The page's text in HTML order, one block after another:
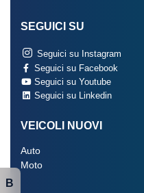
SEGUICI SU
Seguici su Instagram
Seguici su Facebook
Seguici su Youtube
Seguici su Linkedin
VEICOLI NUOVI
Auto
Moto
B